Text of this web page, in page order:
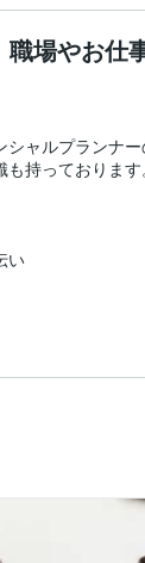
職場やお仕
ャルプランナー
持っております
い